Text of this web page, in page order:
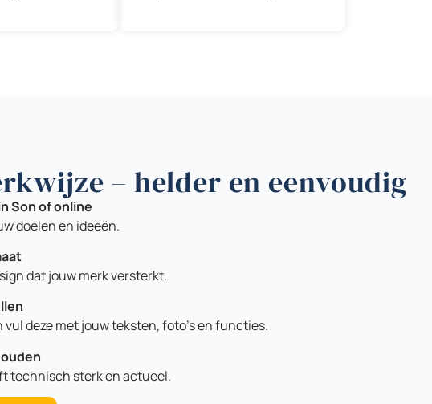
– helder en eenvoudig
Son of online
doelen en ideeën.
dat jouw merk versterkt.
vul deze met jouw teksten, foto’s en functies.
technisch sterk en actueel.